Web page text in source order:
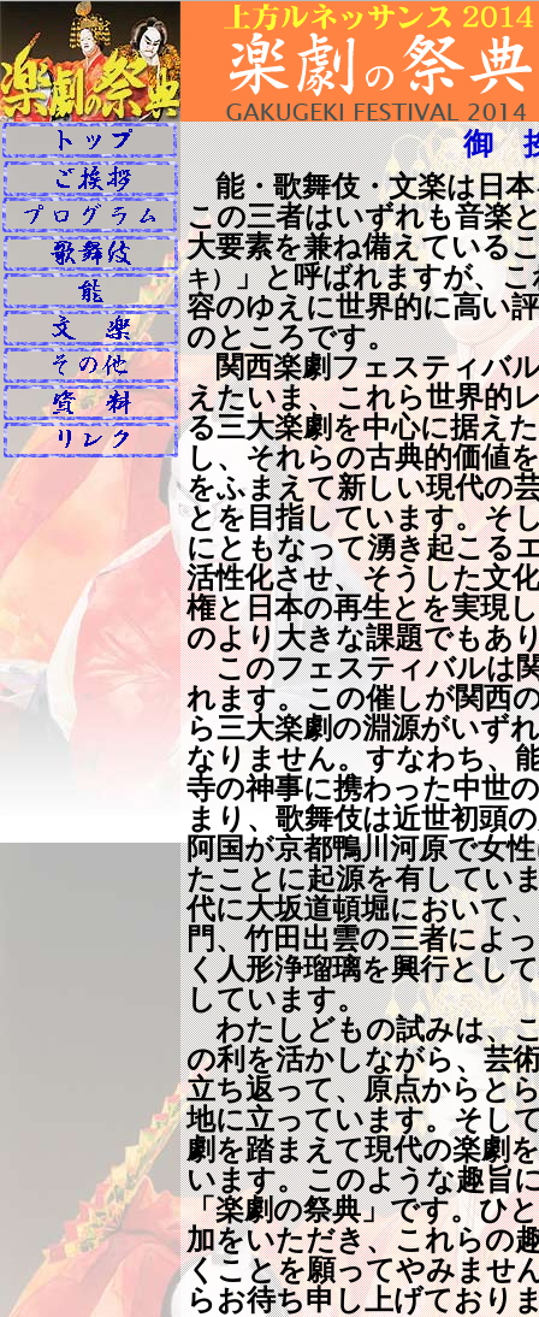
御
能・歌舞伎・文楽は日本
この三者はいずれも音楽
大要素を兼ね備えている
キ）」と呼ばれますが、
容のゆえに世界的に高い
のところです。
関西楽劇フェスティバル
えたいま、これら世界的
る三大楽劇を中心に据え
し、それらの古典的価値
をふまえて新しい現代の
とを目指しています。そ
にともなって湧き起こる
活性化させ、そうした文
権と日本の再生とを実現
のより大きな課題でもあ
このフェスティバルは
れます。この催しが関西
ら三大楽劇の淵源がいず
なりません。すなわち、
寺の神事に携わった中世
まり、歌舞伎は近世初頭
阿国が京都鴨川河原で女
たことに起源を有してい
代に大坂道頓堀において
門、竹田出雲の三者によ
く人形浄瑠璃を興行とし
しています。
わたしどもの試みは、
の利を活かしながら、芸
立ち返って、原点からと
地に立っています。そし
劇を踏まえて現代の楽劇
います。このような趣旨
「楽劇の祭典」です。ひ
加をいただき、これらの
くことを願ってやみませ
らお待ち申し上げており